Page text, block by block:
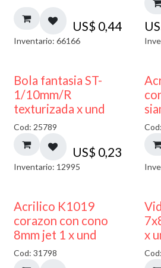
US$ 0,44
Inventario: 66166
Bola fantasia ST-
1/10mm/R
texturizada x und
Cod: 25789
US$ 0,23
Inventario: 12995
Acrilico K1019
corazon con cono
8mm jet 1 x und
Cod: 31798
x